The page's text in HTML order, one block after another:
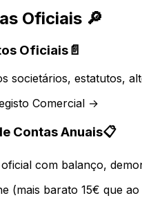
Oficiais 🔎
Oficiais📄
societários, estatutos,
Comercial →
Contas Anuais📋
com balanço,
(mais barato 15€ que